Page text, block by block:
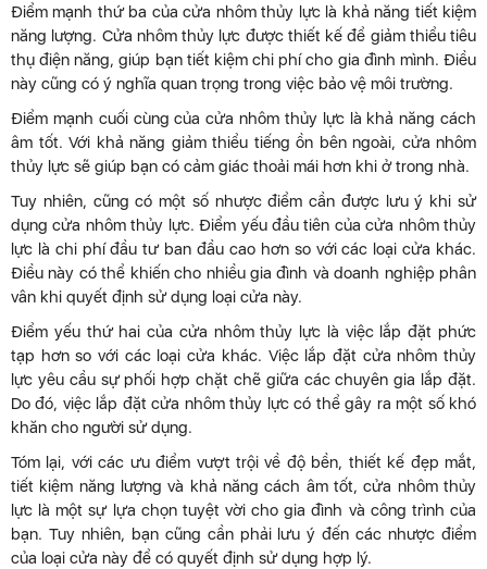
Điểm mạnh thứ ba của cửa nhôm thủy lực là khả năng tiết kiệm
năng lượng. Cửa nhôm thủy lực được thiết kế để giảm thiểu tiêu
thụ điện năng, giúp bạn tiết kiệm chi phí cho gia đình mình. Điều
này cũng có ý nghĩa quan trọng trong việc bảo vệ môi trường.
Điểm mạnh cuối cùng của cửa nhôm thủy lực là khả năng cách
âm tốt. Với khả năng giảm thiểu tiếng ồn bên ngoài, cửa nhôm
thủy lực sẽ giúp bạn có cảm giác thoải mái hơn khi ở trong nhà.
Tuy nhiên, cũng có một số nhược điểm cần được lưu ý khi sử
dụng cửa nhôm thủy lực. Điểm yếu đầu tiên của cửa nhôm thủy
lực là chi phí đầu tư ban đầu cao hơn so với các loại cửa khác.
Điều này có thể khiến cho nhiều gia đình và doanh nghiệp phân
vân khi quyết định sử dụng loại cửa này.
Điểm yếu thứ hai của cửa nhôm thủy lực là việc lắp đặt phức
tạp hơn so với các loại cửa khác. Việc lắp đặt cửa nhôm thủy
lực yêu cầu sự phối hợp chặt chẽ giữa các chuyên gia lắp đặt.
Do đó, việc lắp đặt cửa nhôm thủy lực có thể gây ra một số khó
khăn cho người sử dụng.
Tóm lại, với các ưu điểm vượt trội về độ bền, thiết kế đẹp mắt,
tiết kiệm năng lượng và khả năng cách âm tốt, cửa nhôm thủy
lực là một sự lựa chọn tuyệt vời cho gia đình và công trình của
bạn. Tuy nhiên, bạn cũng cần phải lưu ý đến các nhược điểm
của loại cửa này để có quyết định sử dụng hợp lý.